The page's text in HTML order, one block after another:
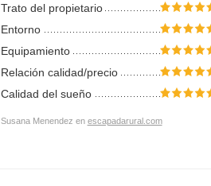
Trato del propietario
Entorno
Equipamiento
Relación calidad/precio
Calidad del sueño
Susana Menendez en escapadarural.com